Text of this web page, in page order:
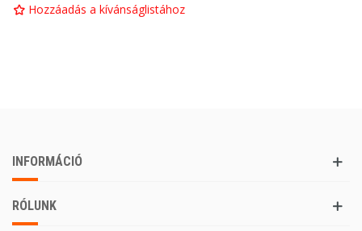
Hozzáadás a kívánságlistához
INFORMÁCIÓ
RÓLUNK